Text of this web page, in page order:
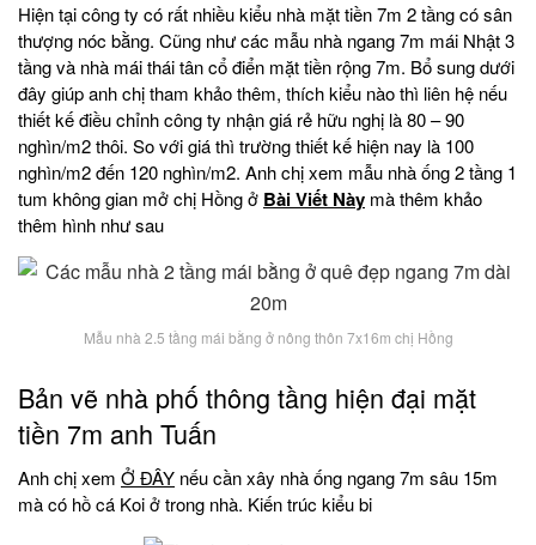
Hiện tại công ty có rất nhiều kiểu nhà mặt tiền 7m 2 tầng có sân
thượng nóc bằng. Cũng như các mẫu nhà ngang 7m mái Nhật 3
tầng và nhà mái thái tân cổ điển mặt tiền rộng 7m. Bổ sung dưới
đây giúp anh chị tham khảo thêm, thích kiểu nào thì liên hệ nếu
thiết kế điều chỉnh công ty nhận giá rẻ hữu nghị là 80 – 90
nghìn/m2 thôi. So với giá thì trường thiết kế hiện nay là 100
nghìn/m2 đến 120 nghìn/m2. Anh chị xem mẫu nhà ống 2 tầng 1
tum không gian mở chị Hồng ở Bài Viết Này mà thêm khảo
thêm hình như sau
Mẫu nhà 2.5 tầng mái bằng ở nông thôn 7x16m chị Hồng
Bản vẽ nhà phố thông tầng hiện đại mặt
tiền 7m anh Tuấn
Anh chị xem Ở ĐÂY nếu cần xây nhà ống ngang 7m sâu 15m
mà có hồ cá Koi ở trong nhà. Kiến trúc kiểu bi